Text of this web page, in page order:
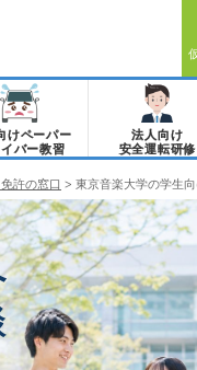
けペーパー
イバー教習
法人向け
安全運転研修
許の窓口 > 東京音楽大学の学生